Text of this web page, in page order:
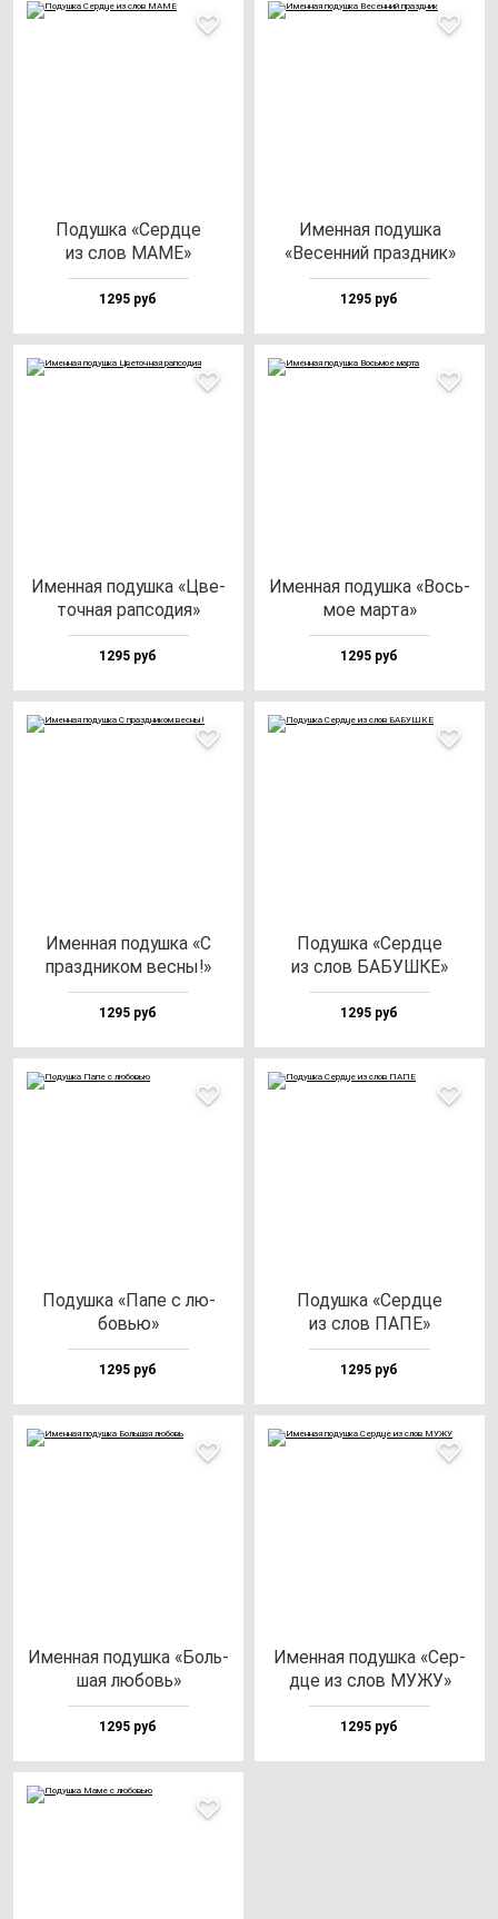
Подуш­ка «Сер­дце
из слов МАМЕ»
1295 руб
Имен­ная по­душ­ка
«Весен­ний праз­дник»
1295 руб
Имен­ная по­душ­ка «Цве­
точ­ная рап­со­дия»
1295 руб
Имен­ная по­душ­ка «Вось­
мое мар­та»
1295 руб
Имен­ная по­душ­ка «С
праз­дни­ком вес­ны!»
1295 руб
Подуш­ка «Сер­дце
из слов БАБУШКЕ»
1295 руб
Подуш­ка «Папе с лю­
бовью»
1295 руб
Подуш­ка «Сер­дце
из слов ПАПЕ»
1295 руб
Имен­ная по­душ­ка «Боль­
шая лю­бовь»
1295 руб
Имен­ная по­душ­ка «Сер­
дце из слов МУЖУ»
1295 руб